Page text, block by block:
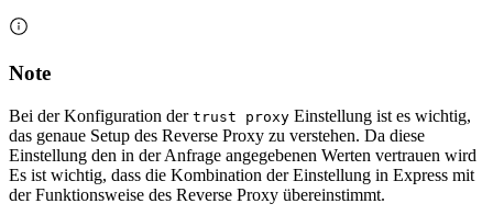
Note
Bei der Konfiguration der trust proxy Einstellung ist es wichtig,
das genaue Setup des Reverse Proxy zu verstehen. Da diese
Einstellung den in der Anfrage angegebenen Werten vertrauen wird
Es ist wichtig, dass die Kombination der Einstellung in Express mit
der Funktionsweise des Reverse Proxy übereinstimmt.